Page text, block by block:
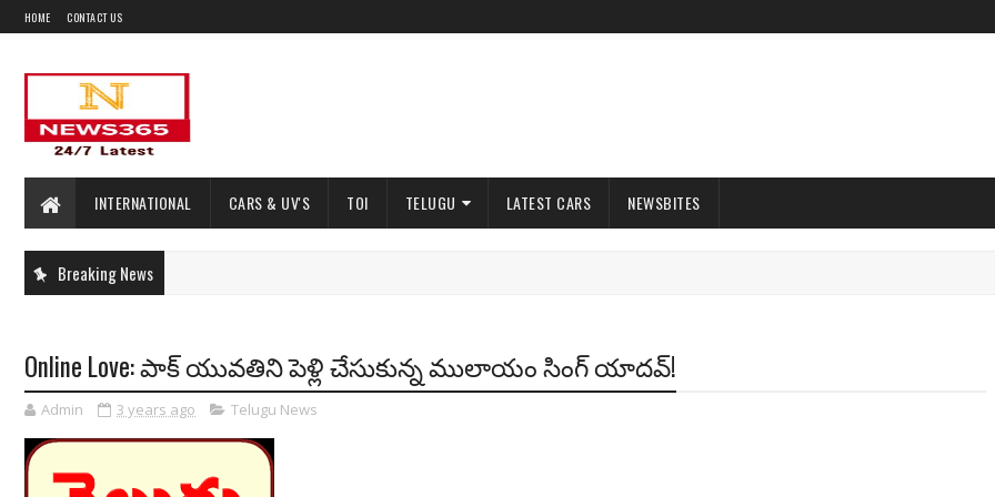
HOME CONTACT US
INTERNATIONAL CARS & UV'S TOI TELUGU LATEST CARS NEWSBITES
Breaking News
Online Love: పాక్ యువతిని పెళ్లి చేసుకున్న ములాయం సింగ్‌ యాదవ్‌!
Admin 3 years ago Telugu News